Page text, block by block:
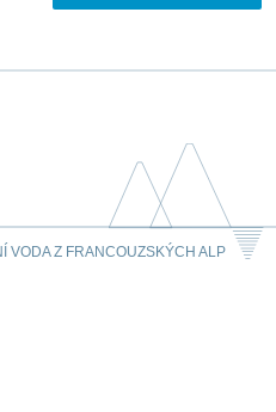
VODA Z FRANCOUZSKÝCH ALP